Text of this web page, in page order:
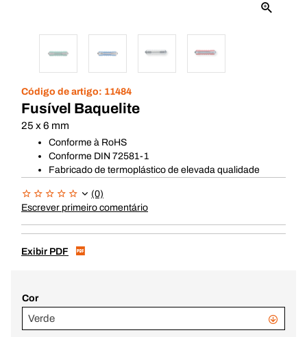
Código de artigo: 11484
Fusível Baquelite
25 x 6 mm
Conforme à RoHS
Conforme DIN 72581-1
Fabricado de termoplástico de elevada qualidade
(0)
Escrever primeiro comentário
Exibir PDF
Cor
Verde